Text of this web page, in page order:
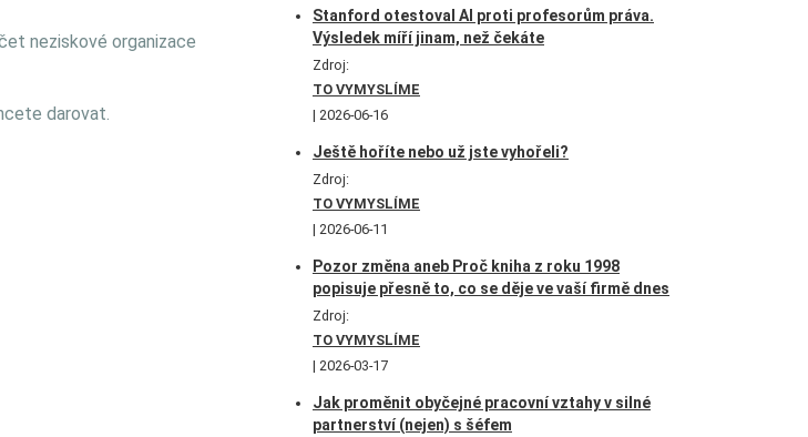
neziskové organizace
darovat.
Stanford otestoval AI proti profesorům práva.
Výsledek míří jinam, než čekáte
Zdroj:
TO VYMYSLÍME
2026-06-16
Ještě hoříte nebo už jste vyhořeli?
Zdroj:
TO VYMYSLÍME
2026-06-11
Pozor změna aneb Proč kniha z roku 1998
popisuje přesně to, co se děje ve vaší firmě dnes
Zdroj:
TO VYMYSLÍME
2026-03-17
Jak proměnit obyčejné pracovní vztahy v silné
partnerství (nejen) s šéfem